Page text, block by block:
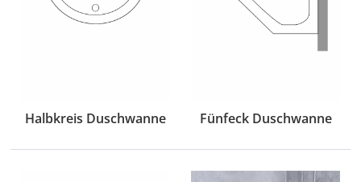
Halbkreis Duschwanne Fünfeck Duschwanne